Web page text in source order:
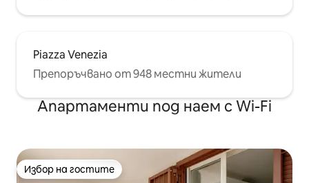
Piazza Venezia
Препоръчвано от 948 местни жители
Апартаменти под наем с Wi-Fi
Избор на гостите
Избор на гостите